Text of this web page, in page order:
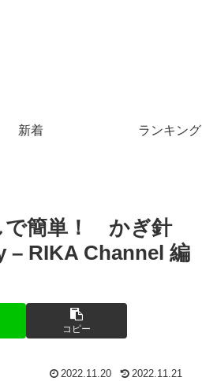
新着 ランキング
で簡単！ かぎ針
RIKA Channel 編
コピー
2022.11.20 2022.11.21